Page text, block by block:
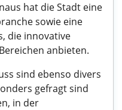
hat die Stadt eine
sowie eine
die innovative
anbieten.
sind ebenso divers
gefragt sind
in der